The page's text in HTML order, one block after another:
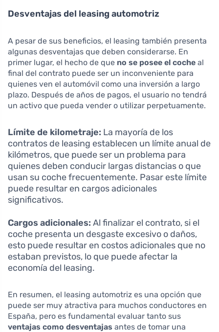
Desventajas del leasing automotriz
A pesar de sus beneficios, el leasing también presenta
algunas desventajas que deben considerarse. En
primer lugar, el hecho de que no se posee el coche al
final del contrato puede ser un inconveniente para
quienes ven el automóvil como una inversión a largo
plazo. Después de años de pagos, el usuario no tendrá
un activo que pueda vender o utilizar perpetuamente.
Límite de kilometraje: La mayoría de los
contratos de leasing establecen un límite anual de
kilómetros, que puede ser un problema para
quienes deben conducir largas distancias o que
usan su coche frecuentemente. Pasar este límite
puede resultar en cargos adicionales
significativos.
Cargos adicionales: Al finalizar el contrato, si el
coche presenta un desgaste excesivo o daños,
esto puede resultar en costos adicionales que no
estaban previstos, lo que puede afectar la
economía del leasing.
En resumen, el leasing automotriz es una opción que
puede ser muy atractiva para muchos conductores en
España, pero es fundamental evaluar tanto sus
ventajas como desventajas antes de tomar una